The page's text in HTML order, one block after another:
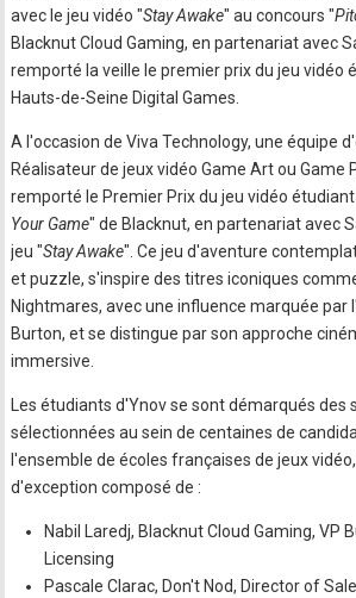
avec le jeu vidéo "Stay Awake" au concours "
Blacknut Cloud Gaming, en partenariat avec
remporté la veille le premier prix du jeu vidéo
Hauts-de-Seine Digital Games.
A l'occasion de Viva Technology, une équipe
Réalisateur de jeux vidéo Game Art ou Game
remporté le Premier Prix du jeu vidéo
Your Game" de Blacknut, en partenariat avec
jeu "Stay Awake". Ce jeu d'aventure
et puzzle, s'inspire des titres iconiques
Nightmares, avec une influence marquée par
Burton, et se distingue par son approche
immersive.
Les étudiants d'Ynov se sont démarqués des
sélectionnées au sein de centaines de
l'ensemble de écoles françaises de jeux
d'exception composé de :
Nabil Laredj, Blacknut Cloud Gaming, VP
Licensing
Pascale Clarac, Don't Nod, Director of